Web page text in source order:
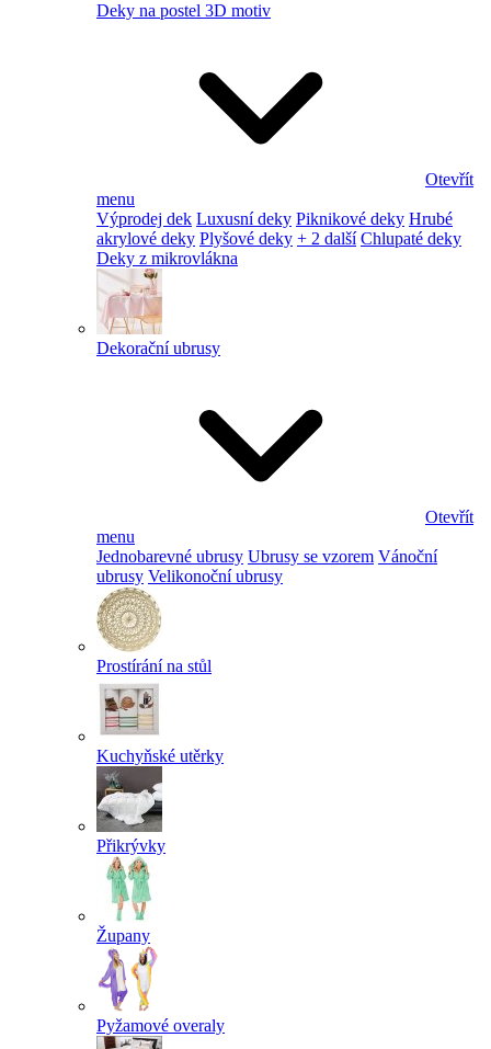
Deky na postel 3D motiv
Otevřít
menu
Výprodej dek Luxusní deky Piknikové deky Hrubé
akrylové deky Plyšové deky + 2 další Chlupaté deky
Deky z mikrovlákna
Dekorační ubrusy
Otevřít
menu
Jednobarevné ubrusy Ubrusy se vzorem Vánoční
ubrusy Velikonoční ubrusy
Prostírání na stůl
Kuchyňské utěrky
Přikrývky
Župany
Pyžamové overaly